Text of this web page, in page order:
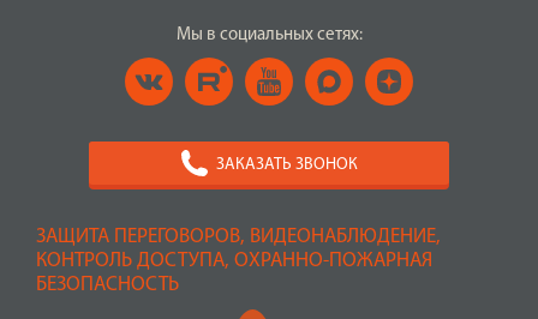
ЗАЩИТА ПЕРЕГОВОРОВ, ВИДЕОНАБЛЮДЕНИЕ,
КОНТРОЛЬ ДОСТУПА, ОХРАННО-ПОЖАРНАЯ
БЕЗОПАСНОСТЬ
Мы в социальных сетях:
ЗАКАЗАТЬ ЗВОНОК